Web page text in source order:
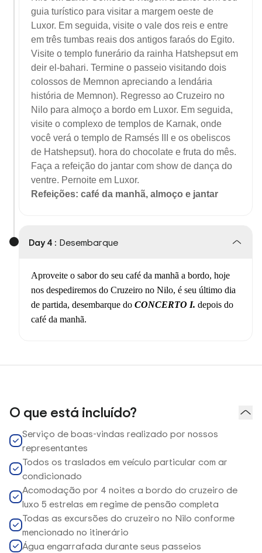
guia turístico para visitar a margem oeste de
Luxor. Em seguida, visite o vale dos reis e entre
em três tumbas reais dos antigos faraós do Egito.
Visite o templo funerário da rainha Hatshepsut em
deir el-bahari. Termine o passeio visitando dois
colossos de Memnon apreciando a lendária
história de Memnon). Regresso ao Cruzeiro no
Nilo para almoço a bordo em Luxor. Em seguida,
visite o complexo de templos de Karnak, onde
você verá o templo de Ramsés III e os obeliscos
de Hatshepsut). hora do chocolate e fruta do mês.
Faça a refeição do jantar com show de dança do
ventre. Pernoite em Luxor.
Refeições: café da manhã, almoço e jantar
Day 4 : Desembarque
Aproveite o sabor do seu café da manhã a bordo, hoje
nos despediremos do Cruzeiro no Nilo, é seu último dia
de partida, desembarque do CONCERTO I. depois do
café da manhã.
O que está incluído?
Serviço de boas-vindas realizado por nossos
representantes
Todos os traslados em veículo particular com ar
condicionado
Acomodação por 4 noites a bordo do cruzeiro de
luxo 5 estrelas em regime de pensão completa
Todas as excursões do cruzeiro no Nilo conforme
mencionado no itinerário
Água engarrafada durante seus passeios